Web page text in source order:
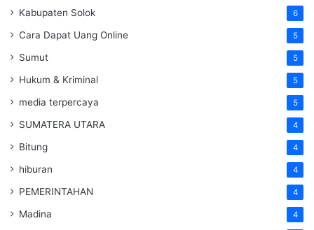
Kabupaten Solok 6
Cara Dapat Uang Online 5
Sumut 5
Hukum & Kriminal 5
media terpercaya 5
SUMATERA UTARA 4
Bitung 4
hiburan 4
PEMERINTAHAN 4
Madina 4